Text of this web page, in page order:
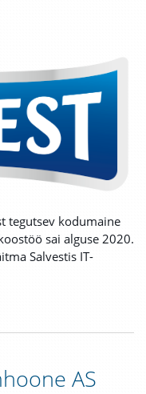
tegutsev kodumaine
sai alguse 2020.
Salvestis IT-
AS